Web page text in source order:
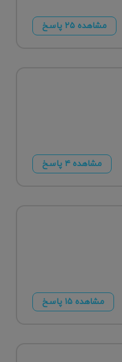
مشاهده ۲۵ پاسخ
مشاهده ۴ پاسخ
مشاهده ۱۵ پاسخ